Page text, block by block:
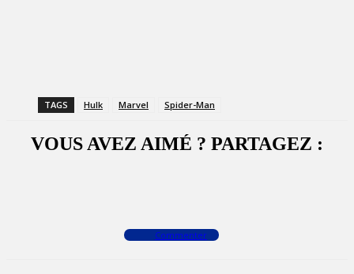
TAGS Hulk Marvel Spider-Man
VOUS AVEZ AIMÉ ? PARTAGEZ :
Commenter